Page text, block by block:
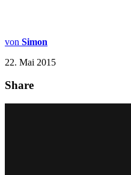
von Simon
22. Mai 2015
Share